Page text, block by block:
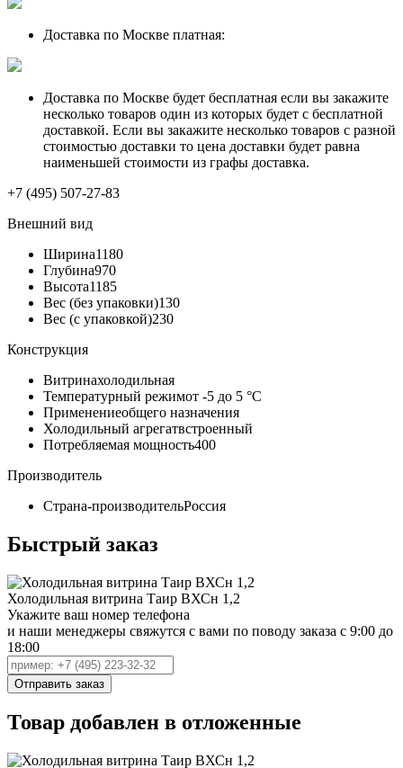
Доставка по Москве платная:
Доставка по Москве будет бесплатная если вы закажите
несколько товаров один из которых будет с бесплатной
доставкой. Если вы закажите несколько товаров с разной
стоимостью доставки то цена доставки будет равна
наименьшей стоимости из графы доставка.
+7 (495) 507-27-83
Внешний вид
Ширина1180
Глубина970
Высота1185
Вес (без упаковки)130
Вес (с упаковкой)230
Конструкция
Витринахолодильная
Температурный режимот -5 до 5 °C
Применениеобщего назначения
Холодильный агрегатвстроенный
Потребляемая мощность400
Производитель
Страна-производительРоссия
Быстрый заказ
Холодильная витрина Таир ВХСн 1,2
Укажите ваш номер телефона
и наши менеджеры свяжутся с вами по поводу заказа с 9:00 до
18:00
Товар добавлен в отложенные